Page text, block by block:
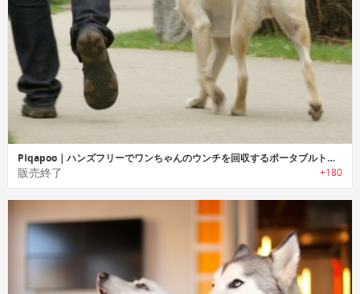
Piqapoo｜ハンズフリーでワンちゃんのウンチを回収するポータブルトイレ「ピークアプー」
販売終了 +180